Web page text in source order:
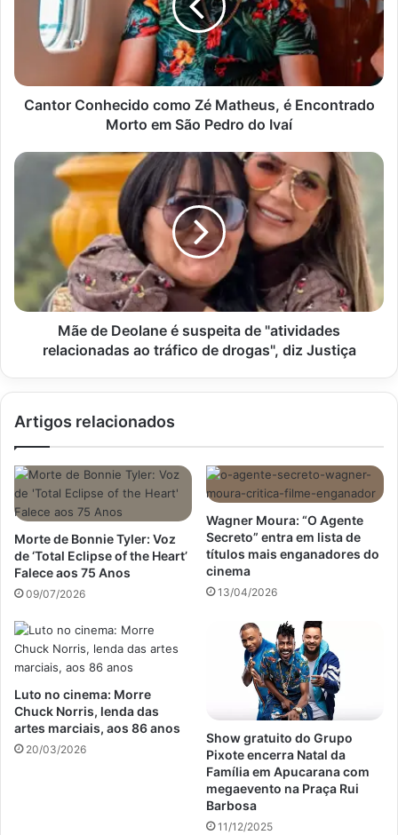
Matheus,
Encontrado
em
São
Ivaí
Cantor Conhecido como Zé Matheus, é Encontrado
Morto em São Pedro do Ivaí
Mãe
suspeita
de
"atividades
relacionadas
ao
Mãe de Deolane é suspeita de "atividades
relacionadas ao tráfico de drogas", diz Justiça
Artigos relacionados
Morte de Bonnie Tyler: Voz
de ‘Total Eclipse of the Heart’
Falece aos 75 Anos
09/07/2026
Wagner Moura: “O Agente
Secreto” entra em lista de
títulos mais enganadores do
cinema
13/04/2026
Luto no cinema: Morre
Chuck Norris, lenda das
artes marciais, aos 86 anos
20/03/2026
Show gratuito do Grupo
Pixote encerra Natal da
Família em Apucarana com
megaevento na Praça Rui
Barbosa
11/12/2025